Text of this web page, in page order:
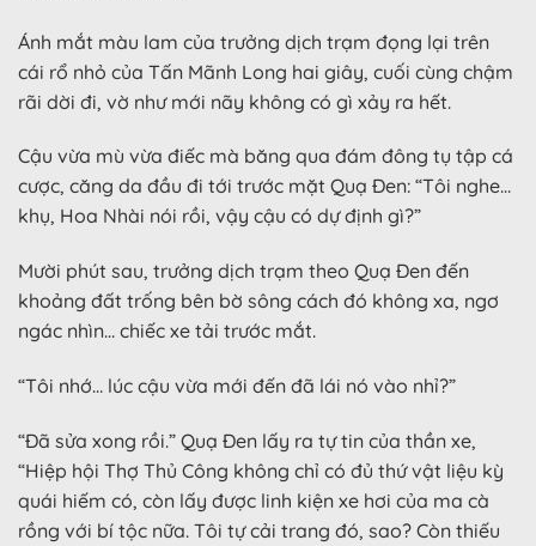
Ánh mắt màu lam của trưởng dịch trạm đọng lại trên
cái rổ nhỏ của Tấn Mãnh Long hai giây, cuối cùng chậm
rãi dời đi, vờ như mới nãy không có gì xảy ra hết.
Cậu vừa mù vừa điếc mà băng qua đám đông tụ tập cá
cược, căng da đầu đi tới trước mặt Quạ Đen: “Tôi nghe…
khụ, Hoa Nhài nói rồi, vậy cậu có dự định gì?”
Mười phút sau, trưởng dịch trạm theo Quạ Đen đến
khoảng đất trống bên bờ sông cách đó không xa, ngơ
ngác nhìn… chiếc xe tải trước mắt.
“Tôi nhớ… lúc cậu vừa mới đến đã lái nó vào nhỉ?”
“Đã sửa xong rồi.” Quạ Đen lấy ra tự tin của thần xe,
“Hiệp hội Thợ Thủ Công không chỉ có đủ thứ vật liệu kỳ
quái hiếm có, còn lấy được linh kiện xe hơi của ma cà
rồng với bí tộc nữa. Tôi tự cải trang đó, sao? Còn thiếu